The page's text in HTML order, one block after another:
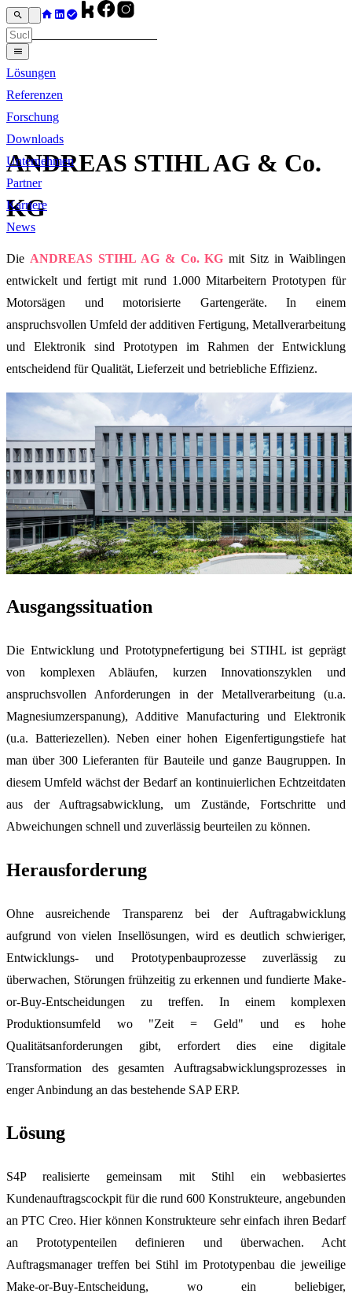
Lösungen
Referenzen
Forschung
Downloads
Unternehmen
Partner
Karriere
News
ANDREAS STIHL AG & Co.
KG
Die ANDREAS STIHL AG & Co. KG mit Sitz in Waiblingen
entwickelt und fertigt mit rund 1.000 Mitarbeitern Prototypen für
Motorsägen und motorisierte Gartengeräte. In einem
anspruchsvollen Umfeld der additiven Fertigung, Metallverarbeitung
und Elektronik sind Prototypen im Rahmen der Entwicklung
entscheidend für Qualität, Lieferzeit und betriebliche Effizienz.
Ausgangssituation
Die Entwicklung und Prototypnefertigung bei STIHL ist geprägt
von komplexen Abläufen, kurzen Innovationszyklen und
anspruchsvollen Anforderungen in der Metallverarbeitung (u.a.
Magnesiumzerspanung), Additive Manufacturing und Elektronik
(u.a. Batteriezellen). Neben einer hohen Eigenfertigungstiefe hat
man über 300 Lieferanten für Bauteile und ganze Baugruppen. In
diesem Umfeld wächst der Bedarf an kontinuierlichen Echtzeitdaten
aus der Auftragsabwicklung, um Zustände, Fortschritte und
Abweichungen schnell und zuverlässig beurteilen zu können.
Herausforderung
Ohne ausreichende Transparenz bei der Auftragabwicklung
aufgrund von vielen Insellösungen, wird es deutlich schwieriger,
Entwicklungs- und Prototypenbauprozesse zuverlässig zu
überwachen, Störungen frühzeitig zu erkennen und fundierte Make-
or-Buy-Entscheidungen zu treffen. In einem komplexen
Produktionsumfeld wo "Zeit = Geld" und es hohe
Qualitätsanforderungen gibt, erfordert dies eine digitale
Transformation des gesamten Auftragsabwicklungsprozesses in
enger Anbindung an das bestehende SAP ERP.
Lösung
S4P realisierte gemeinsam mit Stihl ein webbasiertes
Kundenauftragscockpit für die rund 600 Konstrukteure, angebunden
an PTC Creo. Hier können Konstrukteure sehr einfach ihren Bedarf
an Prototypenteilen definieren und überwachen. Acht
Auftragsmanager treffen bei Stihl im Prototypenbau die jeweilige
Make-or-Buy-Entscheidung, wo ein beliebiger,